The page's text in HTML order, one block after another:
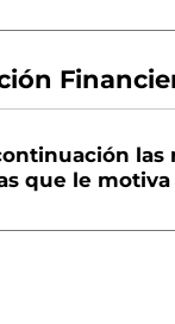
las
que le motiva